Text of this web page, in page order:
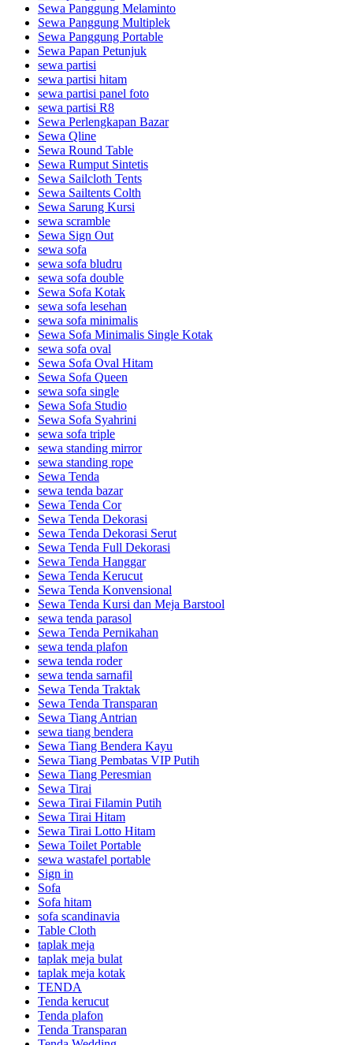
Sewa Panggung Melaminto
Sewa Panggung Multiplek
Sewa Panggung Portable
Sewa Papan Petunjuk
sewa partisi
sewa partisi hitam
sewa partisi panel foto
sewa partisi R8
Sewa Perlengkapan Bazar
Sewa Qline
Sewa Round Table
Sewa Rumput Sintetis
Sewa Sailcloth Tents
Sewa Sailtents Colth
Sewa Sarung Kursi
sewa scramble
Sewa Sign Out
sewa sofa
sewa sofa bludru
sewa sofa double
Sewa Sofa Kotak
sewa sofa lesehan
sewa sofa minimalis
Sewa Sofa Minimalis Single Kotak
sewa sofa oval
Sewa Sofa Oval Hitam
Sewa Sofa Queen
sewa sofa single
Sewa Sofa Studio
Sewa Sofa Syahrini
sewa sofa triple
sewa standing mirror
sewa standing rope
Sewa Tenda
sewa tenda bazar
Sewa Tenda Cor
Sewa Tenda Dekorasi
Sewa Tenda Dekorasi Serut
Sewa Tenda Full Dekorasi
Sewa Tenda Hanggar
Sewa Tenda Kerucut
Sewa Tenda Konvensional
Sewa Tenda Kursi dan Meja Barstool
sewa tenda parasol
Sewa Tenda Pernikahan
sewa tenda plafon
sewa tenda roder
sewa tenda sarnafil
Sewa Tenda Traktak
Sewa Tenda Transparan
Sewa Tiang Antrian
sewa tiang bendera
Sewa Tiang Bendera Kayu
Sewa Tiang Pembatas VIP Putih
Sewa Tiang Peresmian
Sewa Tirai
Sewa Tirai Filamin Putih
Sewa Tirai Hitam
Sewa Tirai Lotto Hitam
Sewa Toilet Portable
sewa wastafel portable
Sign in
Sofa
Sofa hitam
sofa scandinavia
Table Cloth
taplak meja
taplak meja bulat
taplak meja kotak
TENDA
Tenda kerucut
Tenda plafon
Tenda Transparan